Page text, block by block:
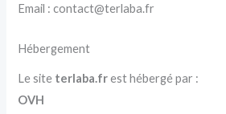
Email : contact@terlaba.fr
Hébergement
Le site terlaba.frest hébergé par :
OVH